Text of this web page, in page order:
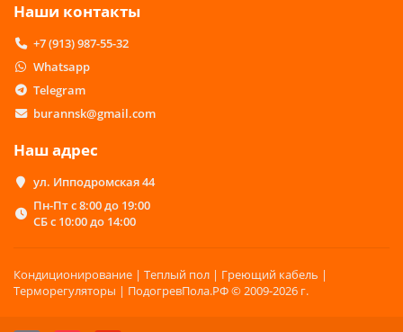
Наши контакты
+7 (913) 987-55-32
Whatsapp
Telegram
burannsk@gmail.com
Наш адрес
ул. Ипподромская 44
Пн-Пт с 8:00 до 19:00
СБ с 10:00 до 14:00
Кондиционирование | Теплый пол | Греющий кабель |
Терморегуляторы | ПодогревПола.РФ © 2009-2026 г.